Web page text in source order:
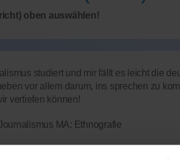
oben auswählen!
studiert und mir fällt es leicht die
vor allem darum, ins sprechen zu
vertiefen können!
MA: Ethnografie